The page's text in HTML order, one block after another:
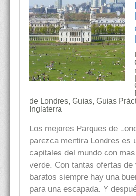
de Londres, Guías, Guías
Inglaterra
Los mejores Parques de
parezca mentira Londres es
capitales del mundo con
verde. Con tantas ofertas de
baratos siempre hay una
para una escapada. Y